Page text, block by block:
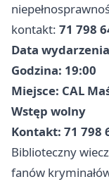
kontakt: 71 798
Data
Godzina: 19:00
Miejsce: CAL
Wstęp wolny
Kontakt: 71 798
Biblioteczny
fanów